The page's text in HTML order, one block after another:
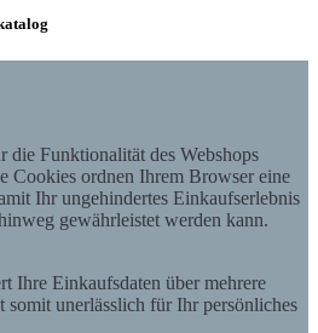
die Funktionalität des Webshops
Cookies ordnen Ihrem Browser eine
Ihr ungehindertes Einkaufserlebnis
gewährleistet werden kann.
Ihre Einkaufsdaten über mehrere
somit unerlässlich für Ihr persönliches